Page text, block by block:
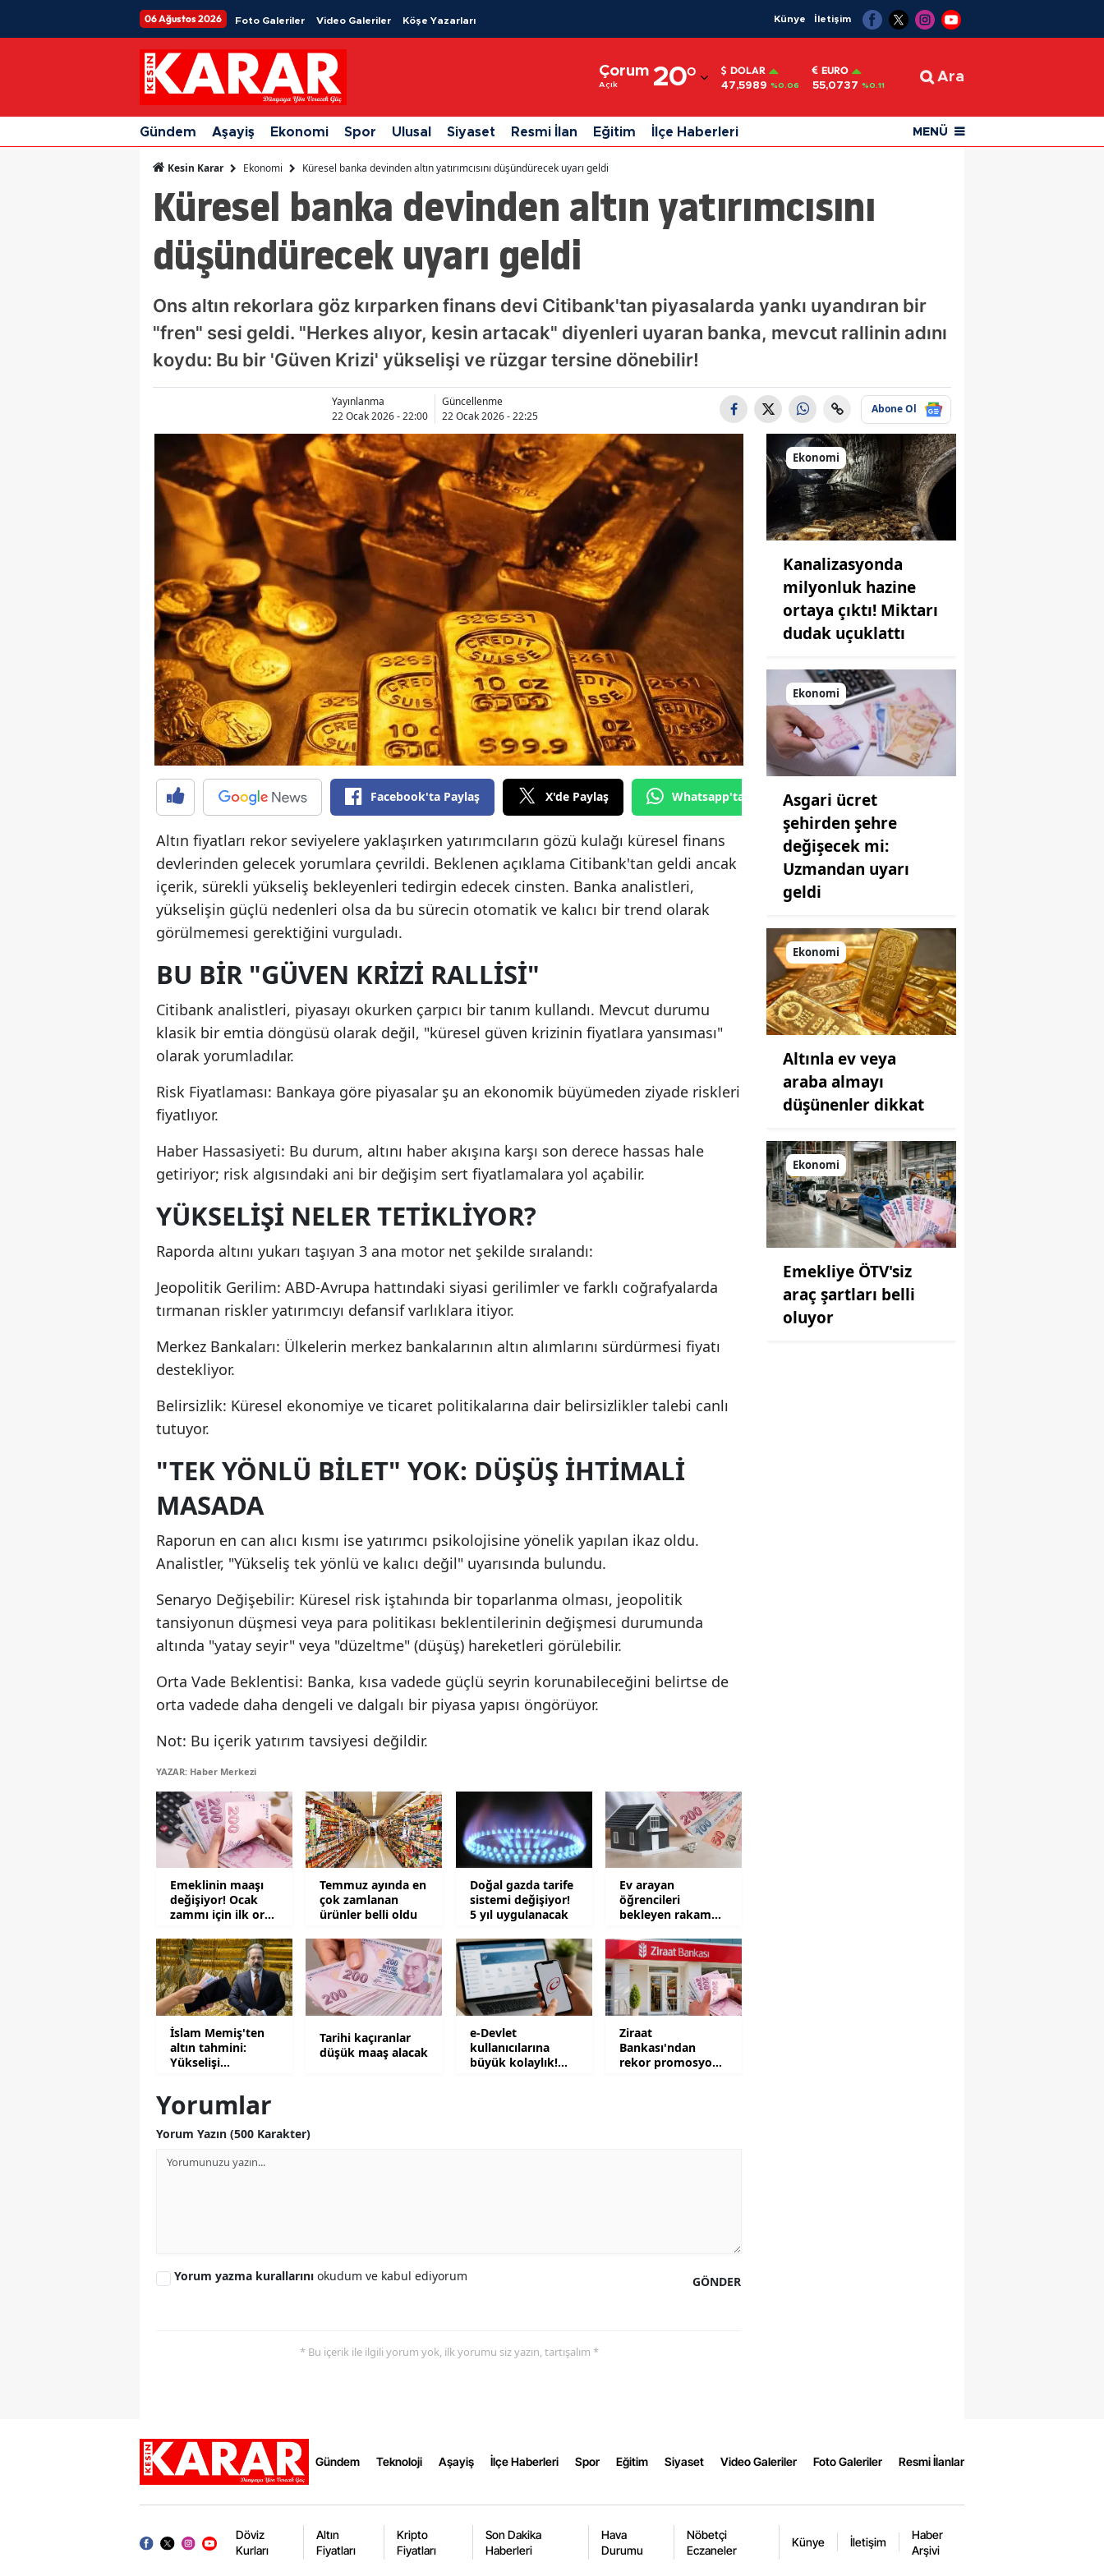
06 Ağustos 2026 Foto Galeriler Video Galeriler Köşe Yazarları Künye İletişim
Çorum
Açık 20°
Adıyaman
Afyonkarahisar
Ağrı
Ankara
Aydın
Balıkesir
Bilecik
Bitlis
Bolu
Burdur
Bursa
Çanakkale
Çankırı
Çorum
Denizli
Diyarbakır
Edirne
Elazığ
Erzurum
Eskişehir
Hakkari
Isparta
İstanbul
Kayseri
Kocaeli
Kütahya
Manisa
Mardin
Muğla
Rize
Sakarya
Samsun
Siirt
Sinop
Sivas
Tekirdağ
Tokat
Trabzon
Şırnak
Bartın
Ardahan
DOLAR
47,5989 %0.06
EURO
55,0737 %0.11
Ara
Gündem Aşayiş Ekonomi Spor Ulusal Siyaset Resmi İlan Eğitim İlçe Haberleri MENÜ
Kesin Karar Ekonomi Küresel banka devinden altın yatırımcısını düşündürecek uyarı geldi
Küresel banka devinden altın yatırımcısını
düşündürecek uyarı geldi
Ons altın rekorlara göz kırparken finans devi Citibank'tan piyasalarda yankı uyandıran bir
"fren" sesi geldi. "Herkes alıyor, kesin artacak" diyenleri uyaran banka, mevcut rallinin adını
koydu: Bu bir 'Güven Krizi' yükselişi ve rüzgar tersine dönebilir!
Yayınlanma
22 Ocak 2026 - 22:00
Güncellenme
22 Ocak 2026 - 22:25
Abone Ol
Facebook'ta Paylaş X'de Paylaş Whatsapp'tan Gönder
Altın fiyatları rekor seviyelere yaklaşırken yatırımcıların gözü kulağı küresel finans
devlerinden gelecek yorumlara çevrildi. Beklenen açıklama Citibank'tan geldi ancak
içerik, sürekli yükseliş bekleyenleri tedirgin edecek cinsten. Banka analistleri,
yükselişin güçlü nedenleri olsa da bu sürecin otomatik ve kalıcı bir trend olarak
görülmemesi gerektiğini vurguladı.
BU BİR "GÜVEN KRİZİ RALLİSİ"
Citibank analistleri, piyasayı okurken çarpıcı bir tanım kullandı. Mevcut durumu
klasik bir emtia döngüsü olarak değil, "küresel güven krizinin fiyatlara yansıması"
olarak yorumladılar.
Risk Fiyatlaması: Bankaya göre piyasalar şu an ekonomik büyümeden ziyade riskleri
fiyatlıyor.
Haber Hassasiyeti: Bu durum, altını haber akışına karşı son derece hassas hale
getiriyor; risk algısındaki ani bir değişim sert fiyatlamalara yol açabilir.
YÜKSELİŞİ NELER TETİKLİYOR?
Raporda altını yukarı taşıyan 3 ana motor net şekilde sıralandı:
Jeopolitik Gerilim: ABD-Avrupa hattındaki siyasi gerilimler ve farklı coğrafyalarda
tırmanan riskler yatırımcıyı defansif varlıklara itiyor.
Merkez Bankaları: Ülkelerin merkez bankalarının altın alımlarını sürdürmesi fiyatı
destekliyor.
Belirsizlik: Küresel ekonomiye ve ticaret politikalarına dair belirsizlikler talebi canlı
tutuyor.
"TEK YÖNLÜ BİLET" YOK: DÜŞÜŞ İHTİMALİ
MASADA
Raporun en can alıcı kısmı ise yatırımcı psikolojisine yönelik yapılan ikaz oldu.
Analistler, "Yükseliş tek yönlü ve kalıcı değil" uyarısında bulundu.
Senaryo Değişebilir: Küresel risk iştahında bir toparlanma olması, jeopolitik
tansiyonun düşmesi veya para politikası beklentilerinin değişmesi durumunda
altında "yatay seyir" veya "düzeltme" (düşüş) hareketleri görülebilir.
Orta Vade Beklentisi: Banka, kısa vadede güçlü seyrin korunabileceğini belirtse de
orta vadede daha dengeli ve dalgalı bir piyasa yapısı öngörüyor.
Not: Bu içerik yatırım tavsiyesi değildir.
YAZAR: Haber Merkezi
Emeklinin maaşı
değişiyor! Ocak
zammı için ilk oran
Temmuz ayında en
çok zamlanan
ürünler belli oldu
Doğal gazda tarife
sistemi değişiyor!
5 yıl uygulanacak
Ev arayan
öğrencileri
bekleyen rakam
İslam Memiş'ten
altın tahmini:
Yükselişi
Tarihi kaçıranlar
düşük maaş alacak
e-Devlet
kullanıcılarına
büyük kolaylık!
Ziraat
Bankası'ndan
rekor promosyon!
Yorumlar
Yorum Yazın (500 Karakter)
GÖNDER
Yorum yazma kurallarını okudum ve kabul ediyorum
* Bu içerik ile ilgili yorum yok, ilk yorumu siz yazın, tartışalım *
Ekonomi
Kanalizasyonda
milyonluk hazine
ortaya çıktı! Miktarı
dudak uçuklattı
Ekonomi
Asgari ücret
şehirden şehre
değişecek mi:
Uzmandan uyarı
geldi
Ekonomi
Altınla ev veya
araba almayı
düşünenler dikkat
Ekonomi
Emekliye ÖTV'siz
araç şartları belli
oluyor
Gündem Teknoloji Aşayiş İlçe Haberleri Spor Eğitim Siyaset Video Galeriler Foto Galeriler Resmi İlanlar
Döviz
Kurları
Altın
Fiyatları
Kripto
Fiyatları
Son Dakika
Haberleri
Hava
Durumu
Nöbetçi
Eczaneler
Künye İletişim
Haber
Arşivi